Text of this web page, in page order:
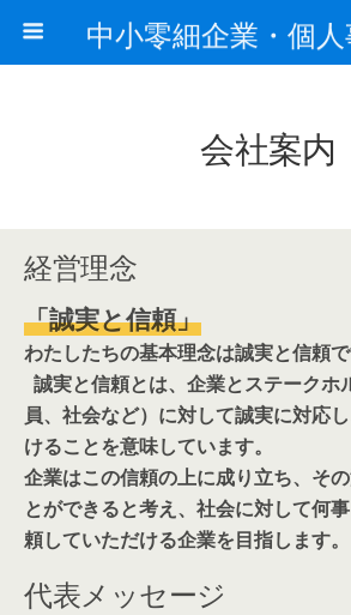
会社案内
経営理念
「誠実と信頼」
わたしたちの基本理念は誠実と信頼で
誠実と信頼とは、企業とステークホ
員、社会など）に対して誠実に対応
けることを意味しています。
企業はこの信頼の上に成り立ち、そ
とができると考え、社会に対して何
頼していただける企業を目指します。
代表メッセージ